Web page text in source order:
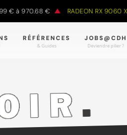
970.68 € RADEON RX 9060 XT : 69
RÉFÉRENCES
& Guides
JOBS@CDH
Deviendre pilier ?